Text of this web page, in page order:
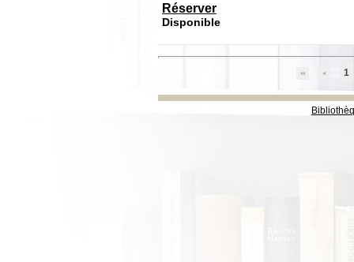
Réserver
Disponible
1